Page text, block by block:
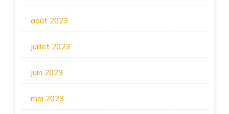
août 2023
juillet 2023
juin 2023
mai 2023